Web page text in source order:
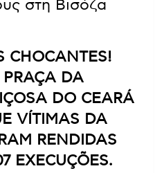
στη Βισόζα
CHOCANTES!
PRAÇA DA
DO CEARÁ
VÍTIMAS DA
RENDIDAS
EXECUÇÕES.